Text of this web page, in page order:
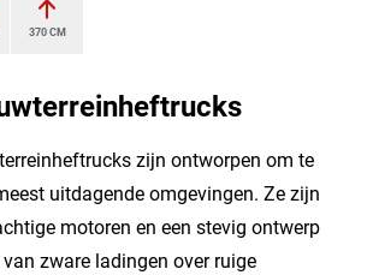
370 CM
zijn ontworpen om te
uitdagende omgevingen. Ze zijn
motoren en een stevig ontwerp
zware ladingen over ruige